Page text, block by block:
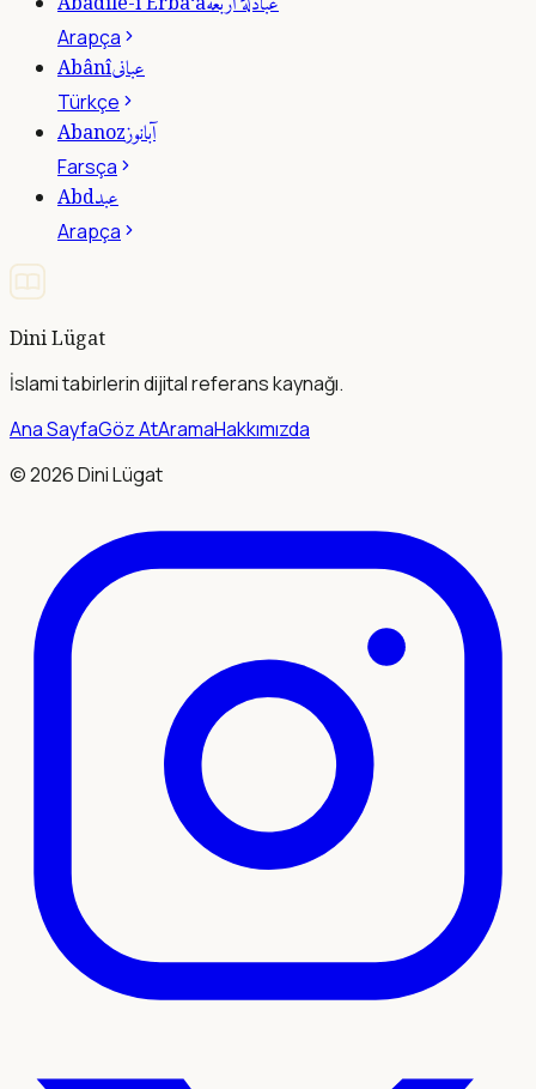
Arapça
Abânîعبانى
Türkçe
Abanozآبانوز
Farsça
Abdعبد
Arapça
Dini Lügat
İslami tabirlerin dijital referans kaynağı.
Ana SayfaGöz AtAramaHakkımızda
©2026Dini Lügat